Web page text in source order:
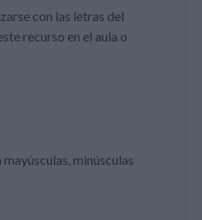
con las letras del
recurso en el aula o
minúsculas